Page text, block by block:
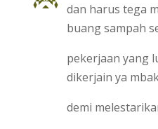
dan harus tega
buang sampah
pekerjaan yang
dikerjain ya
demi